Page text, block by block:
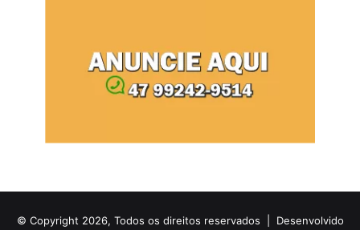
© Copyright 2026, Todos os direitos reservados | Desenvolvido